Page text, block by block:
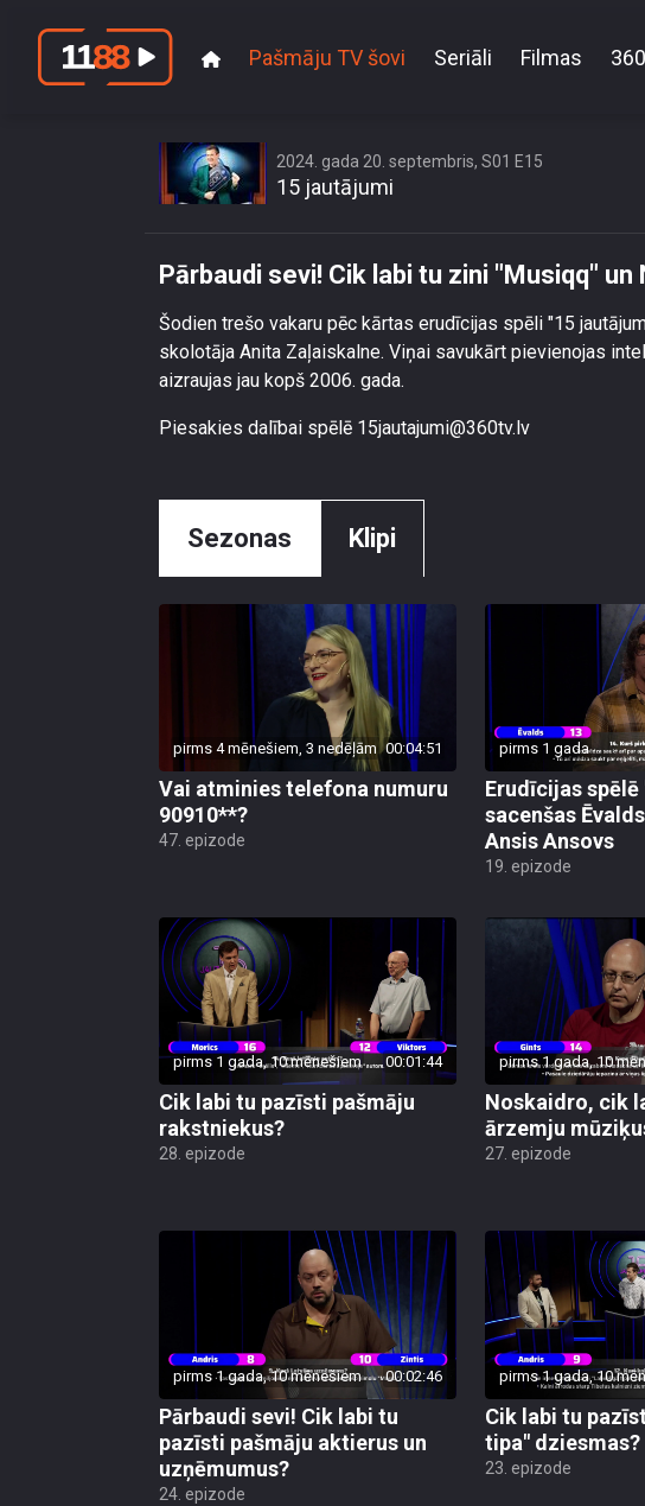
Pašmāju TV šovi Seriāli Filmas
2024. gada 20. septembris, S01 E15
15 jautājumi
Pārbaudi sevi! Cik labi tu zini "Musiqq"
Šodien trešo vakaru pēc kārtas erudīcijas spēli "15
skolotāja Anita Zaļaiskalne. Viņai savukārt pievienojas
aizraujas jau kopš 2006. gada.
Piesakies dalībai spēlē 15jautajumi@360tv.lv
Sezonas Klipi
pirms 4 mēnešiem, 3 nedēļām 00:04:51
Vai atminies telefona numuru
90910**?
47. epizode
pirms 1 gada
Erudīcijas
sacenšas
Ansis Ansovs
19. epizode
pirms 1 gada, 10 mēnešiem 00:01:44
Cik labi tu pazīsti pašmāju
rakstniekus?
28. epizode
pirms 1 gada, 10
Noskaidro, cik
ārzemju
27. epizode
pirms 1 gada, 10 mēnešiem 00:02:46
Pārbaudi sevi! Cik labi tu
pazīsti pašmāju aktierus un
uzņēmumus?
24. epizode
pirms 1 gada, 10
Cik labi tu
tipa" dziesmas?
23. epizode